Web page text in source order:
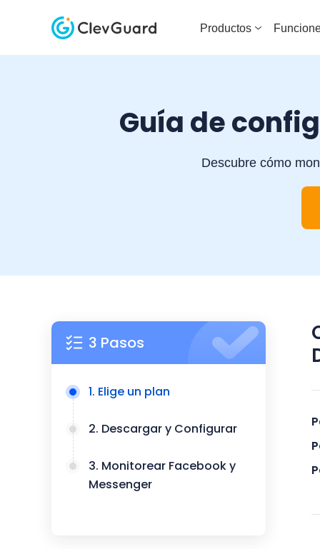
Productos
Guía de
Descubre cómo
3 Pasos
1. Elige un plan
2. Descargar y Configurar
3. Monitorear Facebook y
Messenger